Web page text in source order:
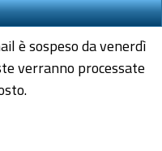
è sospeso da venerdì
verranno processate